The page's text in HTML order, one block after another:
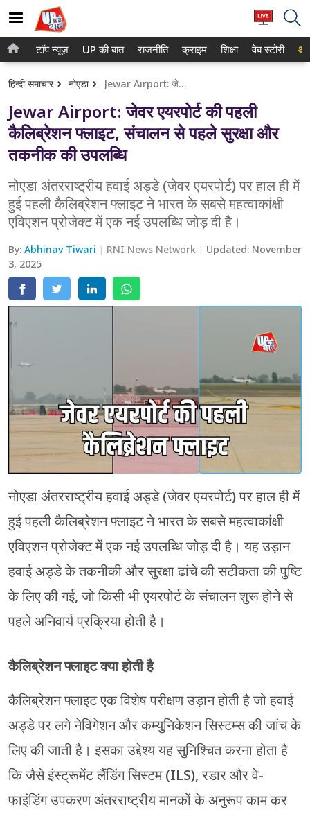
होम
टॉप न्यूज़
UP की बात
राजनीति
क्राइम
शिक्षा
टॉप न्यूज़ UP की बात राजनीति क्राइम शिक्षा वेब स्टोरी
हिन्दी समाचार नोएडा Jewar Airport: जेवर एयरपोर्ट की पहली कैलिब्रेशन फ्लाइट, संचालन से पहले सुरक्षा और तकनीक की उपलब्धि
Jewar Airport: जेवर एयरपोर्ट की पहली
कैलिब्रेशन फ्लाइट, संचालन से पहले सुरक्षा और
तकनीक की उपलब्धि
नोएडा अंतरराष्ट्रीय हवाई अड्डे (जेवर एयरपोर्ट) पर हाल ही में
हुई पहली कैलिब्रेशन फ्लाइट ने भारत के सबसे महत्वाकांक्षी
एविएशन प्रोजेक्ट में एक नई उपलब्धि जोड़ दी है।
By:Abhinav Tiwari RNI News Network Updated: November
3, 2025
नोएडा अंतरराष्ट्रीय हवाई अड्डे (जेवर एयरपोर्ट) पर हाल ही में
हुई पहली कैलिब्रेशन फ्लाइट ने भारत के सबसे महत्वाकांक्षी
एविएशन प्रोजेक्ट में एक नई उपलब्धि जोड़ दी है। यह उड़ान
हवाई अड्डे के तकनीकी और सुरक्षा ढांचे की सटीकता की पुष्टि
के लिए की गई, जो किसी भी एयरपोर्ट के संचालन शुरू होने से
पहले अनिवार्य प्रक्रिया होती है।
कैलिब्रेशन फ्लाइट क्या होती है
कैलिब्रेशन फ्लाइट एक विशेष परीक्षण उड़ान होती है जो हवाई
अड्डे पर लगे नेविगेशन और कम्युनिकेशन सिस्टम्स की जांच के
लिए की जाती है। इसका उद्देश्य यह सुनिश्चित करना होता है
कि जैसे इंस्ट्रूमेंट लैंडिंग सिस्टम (ILS), रडार और वे-
फाइंडिंग उपकरण अंतरराष्ट्रीय मानकों के अनुरूप काम कर
गाजियाबाद
लखनऊ
कानपुर
वाराणसी
आगरा
अलीगढ़
मथुरा
मुरादाबाद
गोरखपुर
प्रयागराज
रामपुर